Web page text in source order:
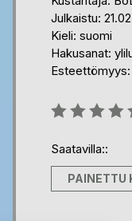
Julkaistu:
Kieli: suomi
Hakusanat:
Arvostelu::
Saatavilla::
PAINETTU